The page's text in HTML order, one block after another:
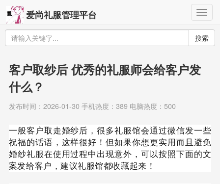
爱尚礼服管理平台
搜索
客户取纱后 优秀的礼服师会给客户发
什么？
发布时间：2026-01-30 手机热度：389 电脑热度：500
一般客户取走婚纱后，很多礼服馆会通过微信发一些
祝福的话语，这样很好！但如果你想更实用而且避免
婚纱礼服在使用过程中出现意外，可以按照下面的文
案发给客户，建议礼服馆都收藏起来！